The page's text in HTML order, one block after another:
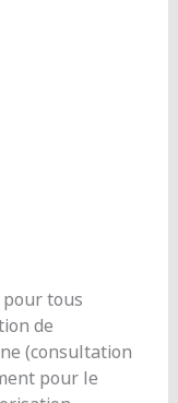
tous
de
(consultation
pour le